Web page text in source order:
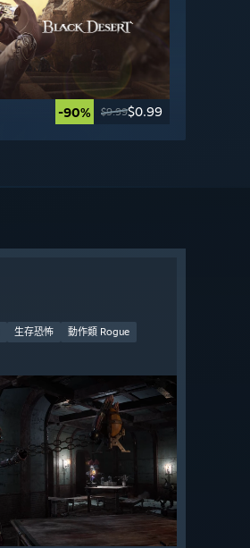
-90% $9.99$0.99
生存恐怖
動作類 Rogue